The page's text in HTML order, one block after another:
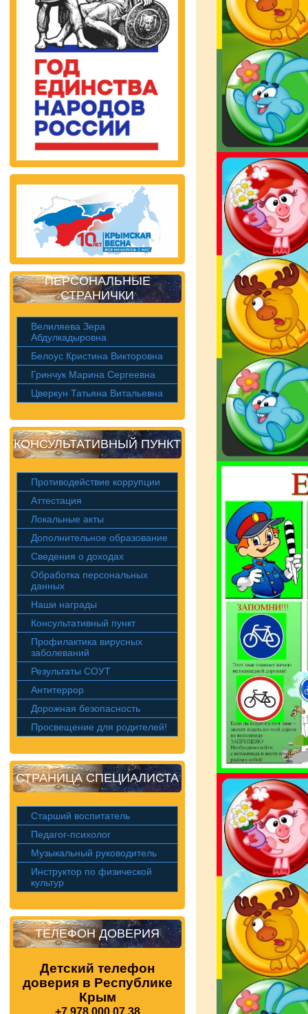
ПЕРСОНАЛЬНЫЕ
СТРАНИЧКИ
Велиляева Зера
Абдулкадыровна
Белоус Кристина Викторовна
Гринчук Марина Сергеевна
Цверкун Татьяна Витальевна
КОНСУЛЬТАТИВНЫЙ ПУНКТ
Противодействие коррупции
Аттестация
Локальные акты
Дополнительное образование
Сведения о доходах
Обработка персональных
данных
Наши награды
Консультативный пункт
Профилактика вирусных
заболеваний
Результаты СОУТ
Антитеррор
Дорожная безопасность
Просвещение для родителей!
СТРАНИЦА СПЕЦИАЛИСТА
Старший воспитатель
Педагог-психолог
Музыкальный руководитель
Инструктор по физической
культур
ТЕЛЕФОН ДОВЕРИЯ
Детский телефон
доверия в Республике
Крым
+7 978 000 07 38